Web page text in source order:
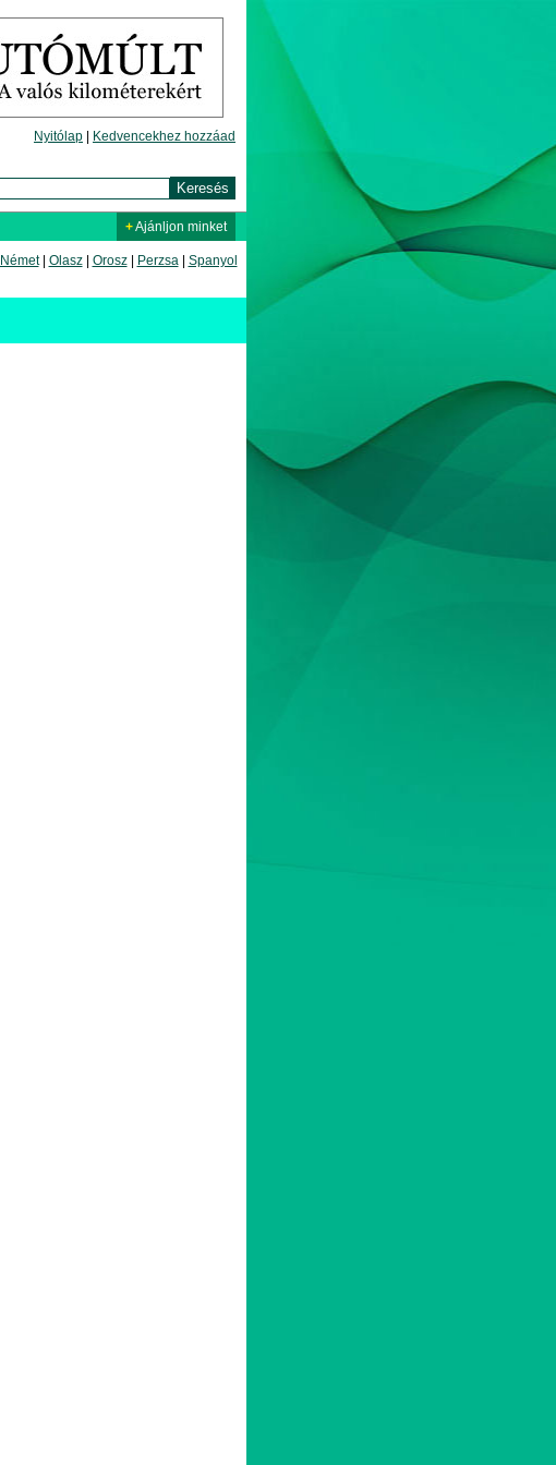
Nyitólap Kedvencekhez hozzáad
+Ajánljon minket
Német| Olasz| Orosz| Perzsa| Spanyol